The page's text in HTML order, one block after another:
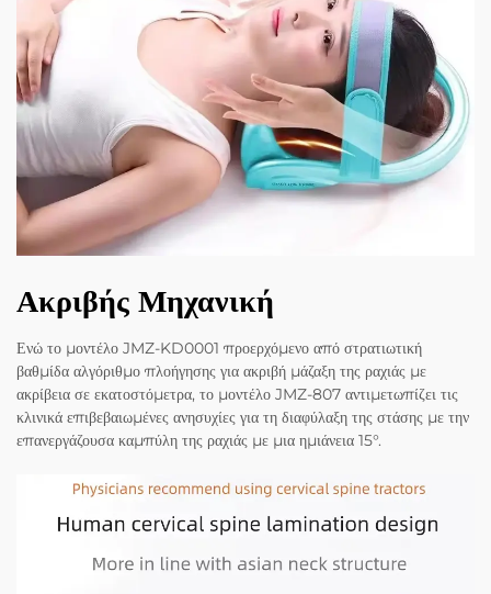
Ακριβής Μηχανική
Ενώ το μοντέλο JMZ-KD0001 προερχόμενο από στρατιωτική
βαθμίδα αλγόριθμο πλοήγησης για ακριβή μάζαξη της ραχιάς με
ακρίβεια σε εκατοστόμετρα, το μοντέλο JMZ-807 αντιμετωπίζει τις
κλινικά επιβεβαιωμένες ανησυχίες για τη διαφύλαξη της στάσης με την
επανεργάζουσα καμπύλη της ραχιάς με μια ημιάνεια 15°.